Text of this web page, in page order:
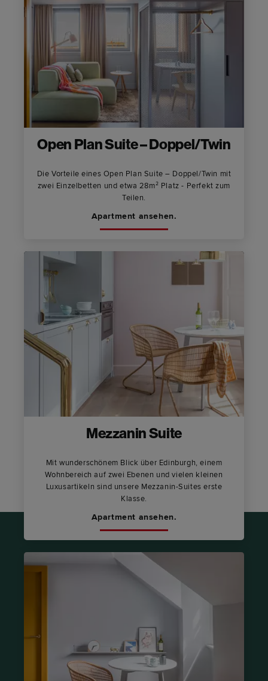
Open Plan Suite – Doppel/Twin
Die Vorteile eines Open Plan Suite – Doppel/Twin mit
zwei Einzelbetten und etwa 28m² Platz - Perfekt zum
Teilen.
Apartment ansehen.
Mezzanin Suite
Mit wunderschönem Blick über Edinburgh, einem
Wohnbereich auf zwei Ebenen und vielen kleinen
Luxusartikeln sind unsere Mezzanin-Suites erste
Klasse.
Apartment ansehen.